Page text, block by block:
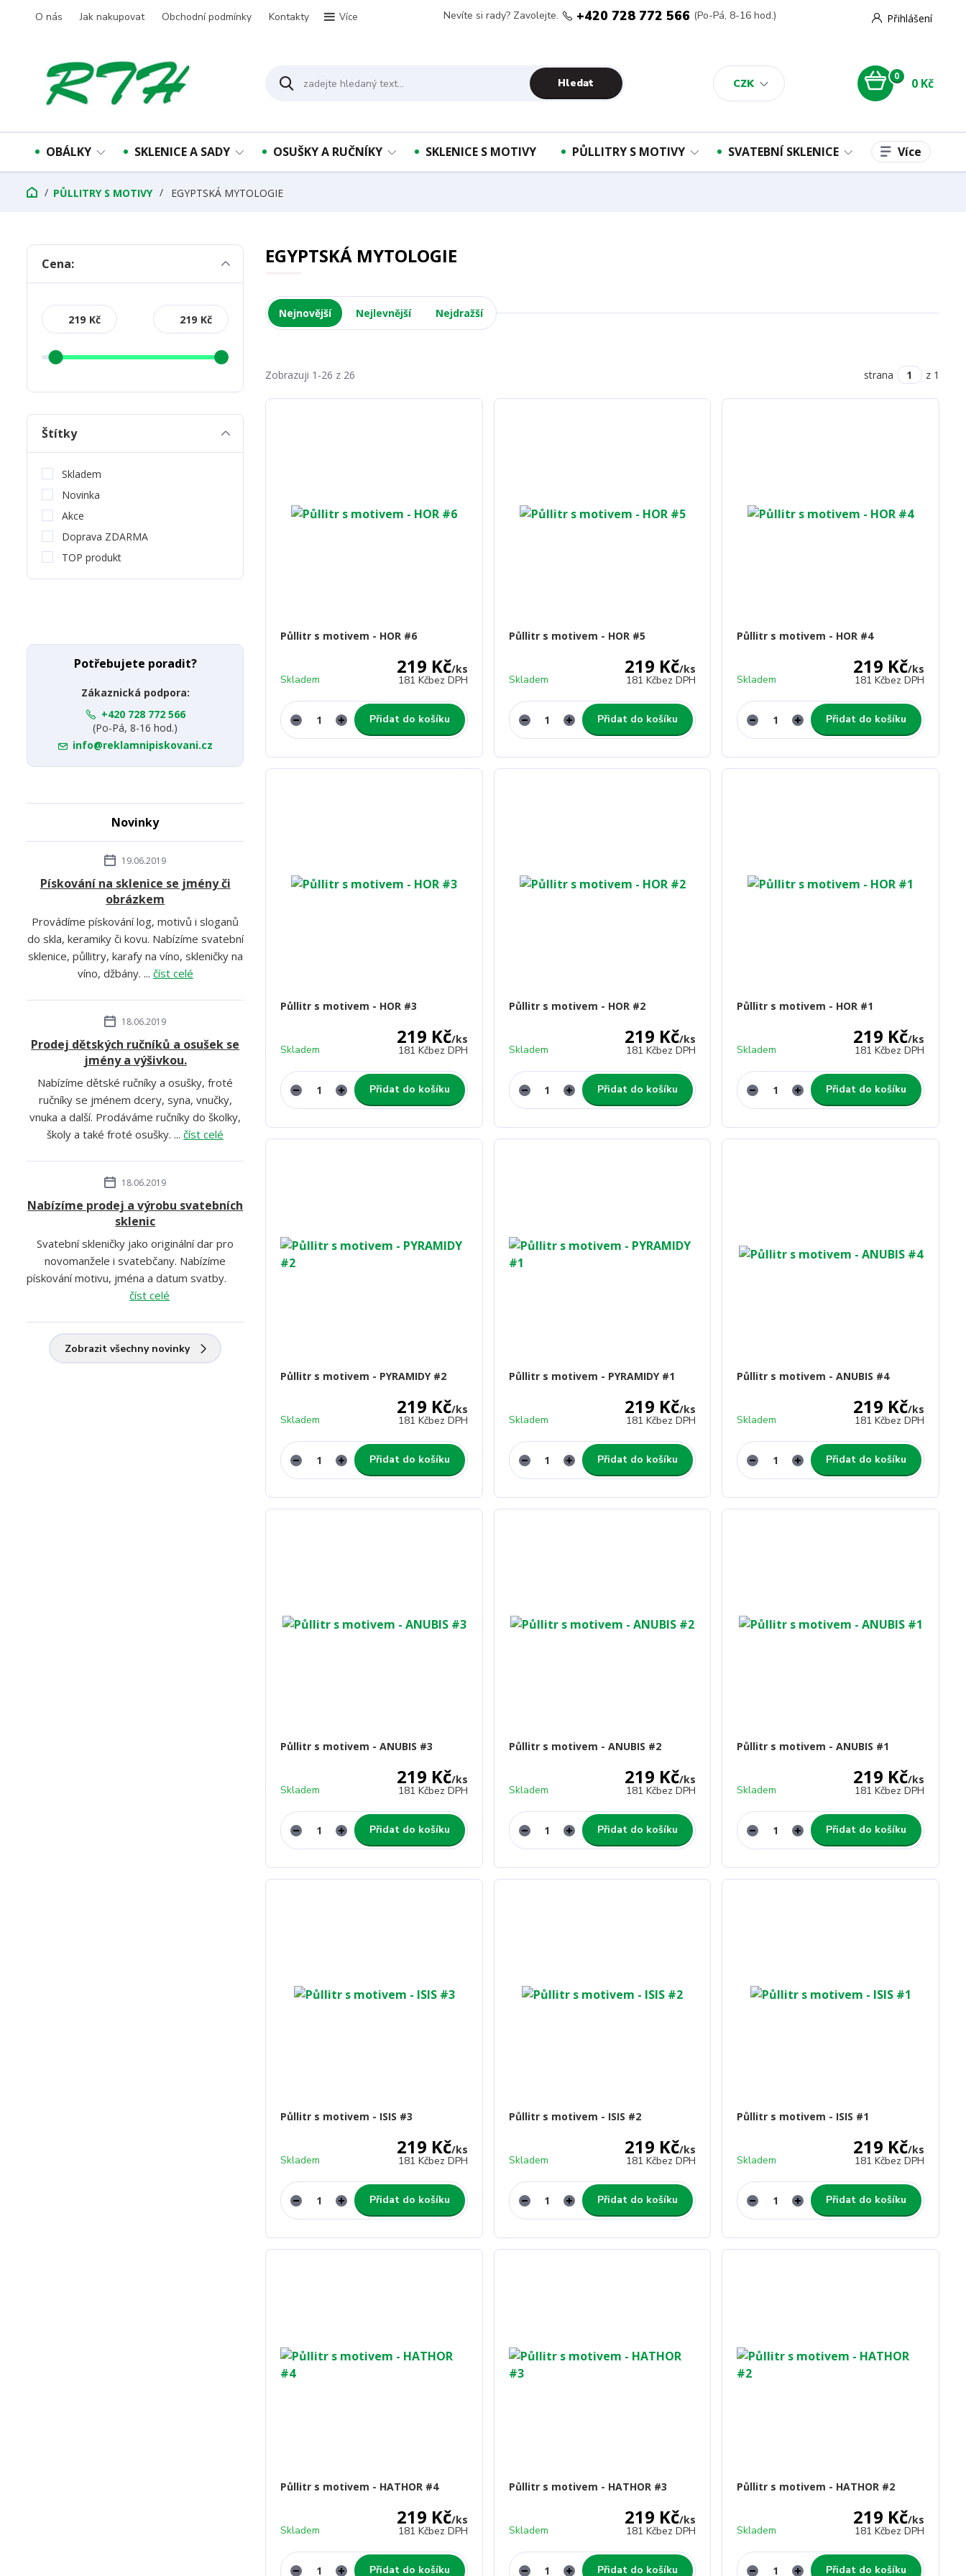
O nás Jak nakupovat Obchodní podmínky Kontakty Více
CZK
Přihlášení
Hledat
Nevíte si rady? Zavolejte. +420 728 772 566 (Po-Pá, 8-16 hod.)
0 0 Kč
OBÁLKY SKLENICE A SADY OSUŠKY A RUČNÍKY SKLENICE S MOTIVY PŮLLITRY S MOTIVY SVATEBNÍ SKLENICE Více
PŮLLITRY S MOTIVY EGYPTSKÁ MYTOLOGIE
EGYPTSKÁ MYTOLOGIE
Nejnovější Nejlevnější Nejdražší
Zobrazuji 1-26 z 26 strana z 1
Půllitr s motivem - HOR #6
219 Kč/ks
181 Kčbez DPH
Skladem
Přidat do košíku
Půllitr s motivem - HOR #5
219 Kč/ks
181 Kčbez DPH
Skladem
Přidat do košíku
Půllitr s motivem - HOR #4
219 Kč/ks
181 Kčbez DPH
Skladem
Přidat do košíku
Půllitr s motivem - HOR #3
219 Kč/ks
181 Kčbez DPH
Skladem
Přidat do košíku
Půllitr s motivem - HOR #2
219 Kč/ks
181 Kčbez DPH
Skladem
Přidat do košíku
Půllitr s motivem - HOR #1
219 Kč/ks
181 Kčbez DPH
Skladem
Přidat do košíku
Půllitr s motivem - PYRAMIDY #2
219 Kč/ks
181 Kčbez DPH
Skladem
Přidat do košíku
Půllitr s motivem - PYRAMIDY #1
219 Kč/ks
181 Kčbez DPH
Skladem
Přidat do košíku
Půllitr s motivem - ANUBIS #4
219 Kč/ks
181 Kčbez DPH
Skladem
Přidat do košíku
Půllitr s motivem - ANUBIS #3
219 Kč/ks
181 Kčbez DPH
Skladem
Přidat do košíku
Půllitr s motivem - ANUBIS #2
219 Kč/ks
181 Kčbez DPH
Skladem
Přidat do košíku
Půllitr s motivem - ANUBIS #1
219 Kč/ks
181 Kčbez DPH
Skladem
Přidat do košíku
Půllitr s motivem - ISIS #3
219 Kč/ks
181 Kčbez DPH
Skladem
Přidat do košíku
Půllitr s motivem - ISIS #2
219 Kč/ks
181 Kčbez DPH
Skladem
Přidat do košíku
Půllitr s motivem - ISIS #1
219 Kč/ks
181 Kčbez DPH
Skladem
Přidat do košíku
Půllitr s motivem - HATHOR #4
219 Kč/ks
181 Kčbez DPH
Skladem
Přidat do košíku
Půllitr s motivem - HATHOR #3
219 Kč/ks
181 Kčbez DPH
Skladem
Přidat do košíku
Půllitr s motivem - HATHOR #2
219 Kč/ks
181 Kčbez DPH
Skladem
Přidat do košíku
Cena:
Kč Kč
Štítky
Skladem
Novinka
Akce
Doprava ZDARMA
TOP produkt
Potřebujete poradit?
Zákaznická podpora:
+420 728 772 566
(Po-Pá, 8-16 hod.)
info@reklamnipiskovani.cz
Novinky
19.06.2019
Pískování na sklenice se jmény či
obrázkem
Provádíme pískování log, motivů i sloganů
do skla, keramiky či kovu. Nabízíme svatební
sklenice, půllitry, karafy na víno, skleničky na
víno, džbány. ... číst celé
18.06.2019
Prodej dětských ručníků a osušek se
jmény a výšivkou.
Nabízíme dětské ručníky a osušky, froté
ručníky se jménem dcery, syna, vnučky,
vnuka a další. Prodáváme ručníky do školky,
školy a také froté osušky. ...číst celé
18.06.2019
Nabízíme prodej a výrobu svatebních
sklenic
Svatební skleničky jako originální dar pro
novomanžele i svatebčany. Nabízíme
pískování motivu, jména a datum svatby.
číst celé
Zobrazit všechny novinky